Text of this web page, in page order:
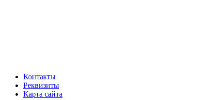
Контакты
Реквизиты
Карта сайта